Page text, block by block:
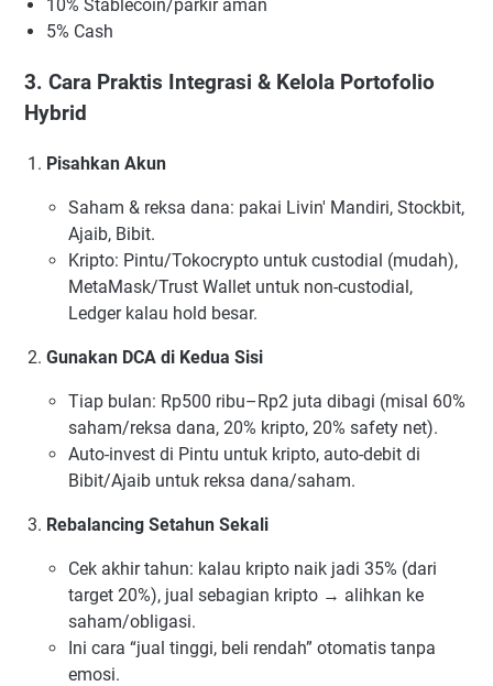
10% Stablecoin/parkir aman
5% Cash
3. Cara Praktis Integrasi & Kelola Portofolio
Hybrid
Pisahkan Akun
Saham & reksa dana: pakai Livin' Mandiri, Stockbit,
Ajaib, Bibit.
Kripto: Pintu/Tokocrypto untuk custodial (mudah),
MetaMask/Trust Wallet untuk non-custodial,
Ledger kalau hold besar.
Gunakan DCA di Kedua Sisi
Tiap bulan: Rp500 ribu–Rp2 juta dibagi (misal 60%
saham/reksa dana, 20% kripto, 20% safety net).
Auto-invest di Pintu untuk kripto, auto-debit di
Bibit/Ajaib untuk reksa dana/saham.
Rebalancing Setahun Sekali
Cek akhir tahun: kalau kripto naik jadi 35% (dari
target 20%), jual sebagian kripto → alihkan ke
saham/obligasi.
Ini cara “jual tinggi, beli rendah” otomatis tanpa
emosi.